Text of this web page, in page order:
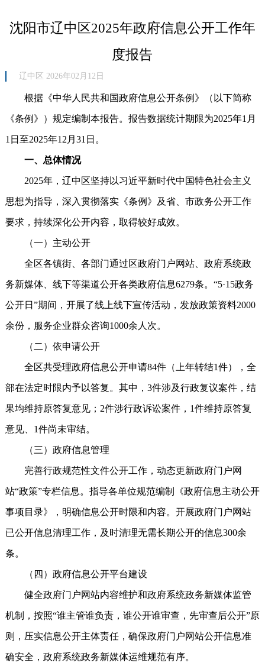
沈阳市辽中区2025年政府信息公开工作年
度报告
辽中区 2026年02月12日
根据《中华人民共和国政府信息公开条例》（以下简称
《条例》）规定编制本报告。报告数据统计期限为2025年1月
1日至2025年12月31日。
一、总体情况
2025年，辽中区坚持以习近平新时代中国特色社会主义
思想为指导，深入贯彻落实《条例》及省、市政务公开工作
要求，持续深化公开内容，取得较好成效。
（一）主动公开
全区各镇街、各部门通过区政府门户网站、政府系统政
务新媒体、线下等渠道公开各类政府信息6279条。“5·15政务
公开日”期间，开展了线上线下宣传活动，发放政策资料2000
余份，服务企业群众咨询1000余人次。
（二）依申请公开
全区共受理政府信息公开申请84件（上年转结1件），全
部在法定时限内予以答复。其中，3件涉及行政复议案件，结
果均维持原答复意见；2件涉行政诉讼案件，1件维持原答复
意见、1件尚未审结。
（三）政府信息管理
完善行政规范性文件公开工作，动态更新政府门户网
站“政策”专栏信息。指导各单位规范编制《政府信息主动公开
事项目录》，明确信息公开时限和内容。开展政府门户网站
已公开信息清理工作，及时清理无需长期公开的信息300余
条。
（四）政府信息公开平台建设
健全政府门户网站内容维护和政府系统政务新媒体监管
机制，按照“谁主管谁负责，谁公开谁审查，先审查后公开”原
则，压实信息公开主体责任，确保政府门户网站公开信息准
确安全，政府系统政务新媒体运维规范有序。